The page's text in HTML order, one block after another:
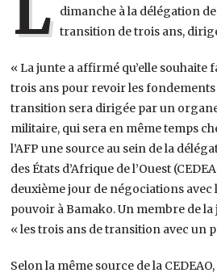
dimanche à la délégation de
transition de trois ans,
« La junte a affirmé qu’elle souhaite
trois ans pour revoir les fondements
transition sera dirigée par un
militaire, qui sera en même temps
l’AFP une source au sein de la
des États d’Afrique de l’Ouest
deuxième jour de négociations avec
pouvoir à Bamako. Un membre de la
« les trois ans de transition avec un
Selon la même source de la